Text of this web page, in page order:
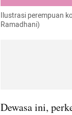
Ilustrasi perempuan
Ramadhani)
Dewasa ini,